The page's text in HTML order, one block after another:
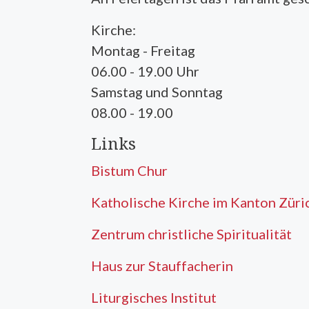
Kirche:
Montag - Freitag
06.00 - 19.00 Uhr
Samstag und Sonntag
08.00 - 19.00
Links
Bistum Chur
Katholische Kirche im Kanton
Zentrum christliche Spiritualität
Haus zur Stauffacherin
Liturgisches Institut